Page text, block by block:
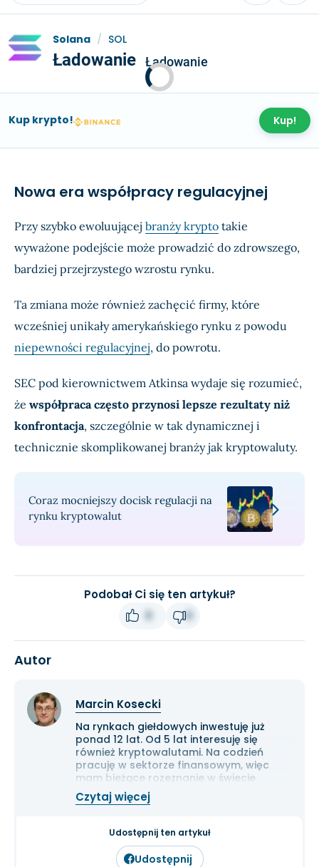
Solana / SOL
Ładowanie Ładowanie
Kup krypto! Kup!
Nowa era współpracy regulacyjnej
Przy szybko ewoluującej branży krypto takie
wyważone podejście może prowadzić do zdrowszego,
bardziej przejrzystego wzrostu rynku.
Ta zmiana może również zachęcić firmy, które
wcześniej unikały amerykańskiego rynku z powodu
niepewności regulacyjnej, do powrotu.
SEC pod kierownictwem Atkinsa wydaje się rozumieć,
że współpraca często przynosi lepsze rezultaty niż
konfrontacja, szczególnie w tak dynamicznej i
technicznie skomplikowanej branży jak kryptowaluty.
Coraz mocniejszy docisk regulacji na
rynku kryptowalut
Podobał Ci się ten artykuł?
Autor
Marcin Kosecki
Na rynkach giełdowych inwestuję już
ponad 12 lat. Od 5 lat interesuję się
również kryptowalutami. Na codzień
pracuję w sektorze finansowym, więc
mam bieżące rozeznanie w świecie
gospodarki i ekonomii. Cenię przede
wszystkim solidną analizę
inwestowanie długoterminowe.
Czytaj więcej
Udostępnij ten artykuł
Udostępnij